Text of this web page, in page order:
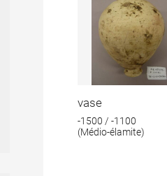
vase
-1500 / -1100
(Médio-élamite)